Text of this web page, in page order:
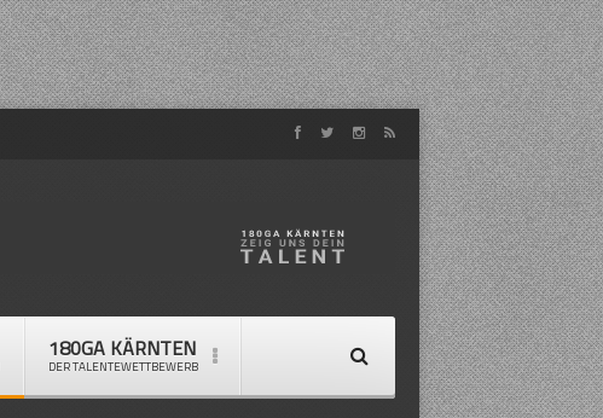
180GA KÄRNTEN
DER TALENTEWETTBEWERB